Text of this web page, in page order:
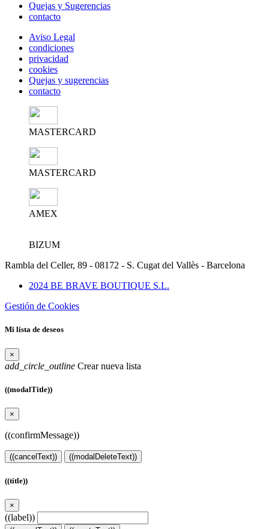
Quejas y Sugerencias
contacto
Aviso Legal
condiciones
privacidad
cookies
Quejas y sugerencias
contacto
MASTERCARD
MASTERCARD
AMEX
BIZUM
Rambla del Celler, 89 - 08172 - S. Cugat del Vallès - Barcelona
2024 BE BRAVE BOUTIQUE S.L.
Gestión de Cookies
Mi lista de deseos
×
add_circle_outline Crear nueva lista
((modalTitle))
×
((confirmMessage))
((cancelText)) ((modalDeleteText))
((title))
×
((label))